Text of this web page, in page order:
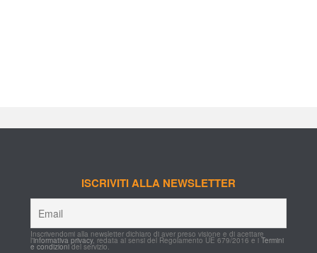
ISCRIVITI ALLA NEWSLETTER
Inscrivendomi alla newsletter dichiaro di aver preso visione e di acettare
l'informativa privacy, redata ai sensi del Regolamento UE 679/2016 e i Termini
e condizioni del servizio.